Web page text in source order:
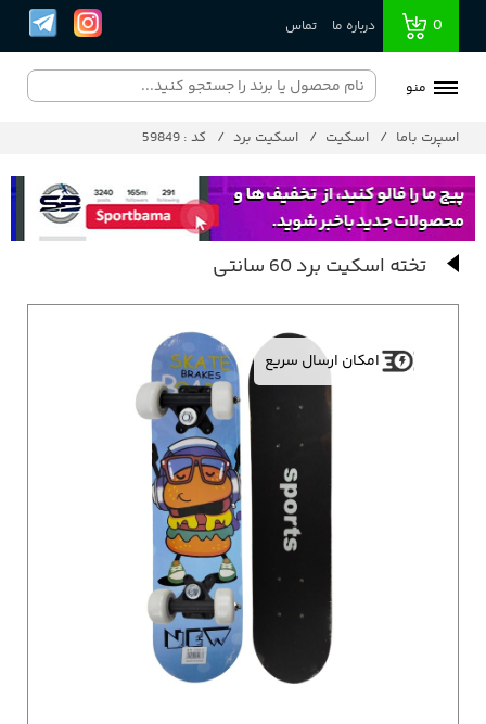
0 درباره ما تماس
منو
اسپرت باما اسکیت اسکیت برد کد : 59849
تخته اسکیت برد 60 سانتی
امکان ارسال سریع